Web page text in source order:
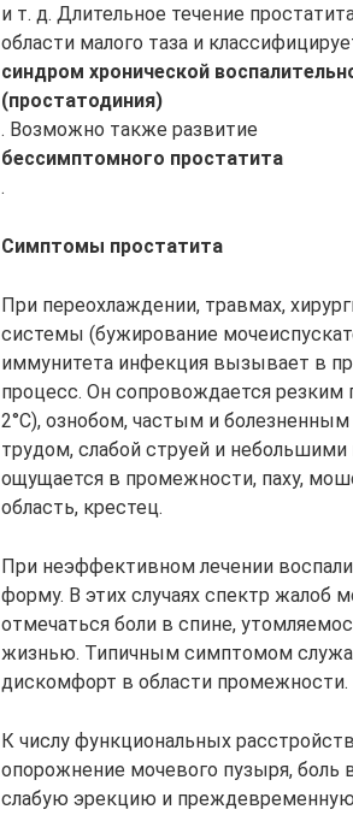
и т. д. Длительное течение
области малого таза и
синдром хронической
(простатодиния)
. Возможно также развитие
бессимптомного простатита
.
Симптомы простатита
При переохлаждении, травмах,
системы (бужирование
иммунитета инфекция вызывает в
процесс. Он сопровождается
2°С), ознобом, частым и
трудом, слабой струей и
ощущается в промежности, паху,
область, крестец.
При неэффективном лечении
форму. В этих случаях спектр жалоб
отмечаться боли в спине,
жизнью. Типичным симптомом
дискомфорт в области промежности.
К числу функциональных
опорожнение мочевого пузыря, боль
слабую эрекцию и